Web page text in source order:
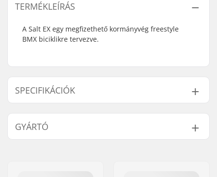
TERMÉKLEÍRÁS
A Salt EX egy megfizethető kormányvég freestyle
BMX biciklikre tervezve.
SPECIFIKÁCIÓK
Markolat
kompatibilis:
Alumínium, Acél
Súly: 15g
GYÁRTÓ